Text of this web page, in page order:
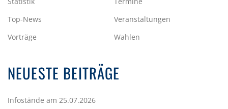
I
G
A
T
I
O
Top-News
Veranstaltungen
Vorträge
Wahlen
NEUESTE BEITRÄGE
Infostände am 25.07.2026